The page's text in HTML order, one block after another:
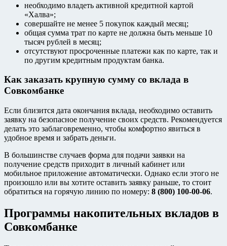
необходимо владеть активной кредитной картой
«Халва»;
совершайте не менее 5 покупок каждый месяц;
общая сумма трат по карте не должна быть меньше 10
тысяч рублей в месяц;
отсутствуют просроченные платежи как по карте, так и
по другим кредитным продуктам банка.
Как заказать крупную сумму со вклада в
Совкомбанке
Если близится дата окончания вклада, необходимо оставить
заявку на безопасное получение своих средств. Рекомендуется
делать это заблаговременно, чтобы комфортно явиться в
удобное время и забрать деньги.
В большинстве случаев форма для подачи заявки на
получение средств приходит в личный кабинет или
мобильное приложение автоматически. Однако если этого не
произошло или вы хотите оставить заявку раньше, то стоит
обратиться на горячую линию по номеру: 8 (800) 100-00-06.
Программы накопительных вкладов в
Совкомбанке